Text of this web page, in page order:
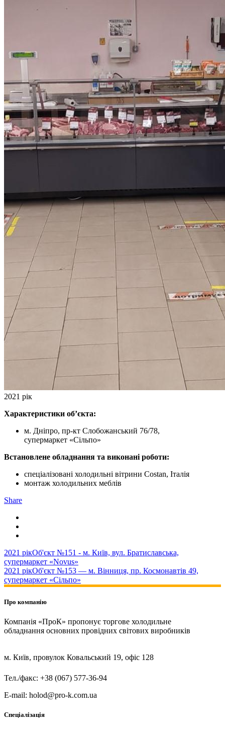
2021 рік
Характеристики об’єкта:
м. Дніпро, пр-кт Слобожанський 76/78,
супермаркет «Сільпо»
Встановлене обладнання та виконані роботи:
спеціалізовані холодильні вітрини Costan, Італія
монтаж холодильних меблів
Share
2021 рікОб'єкт №151 - м. Київ, вул. Братиславська,
супермаркет «Novus»
2021 рікОб'єкт №153 — м. Вінниця, пр. Космонавтів 49,
супермаркет «Сільпо»
Про компанію
Компанія «ПроК» пропонує торгове холодильне
обладнання основних провідних світових виробників
м. Київ, провулок Ковальський 19, офіс 128
Тел./факс: +38 (067) 577-36-94
E-mail: holod@pro-k.com.ua
Спеціалізація